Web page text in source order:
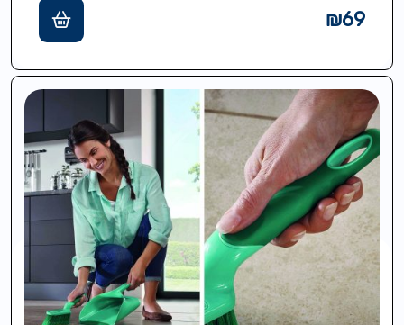
₪69